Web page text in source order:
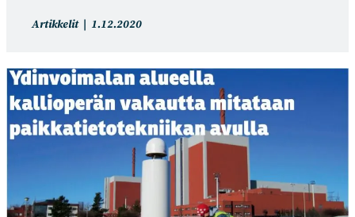
Artikkelin
Artikkelit
Artikkeli
1.12.2020